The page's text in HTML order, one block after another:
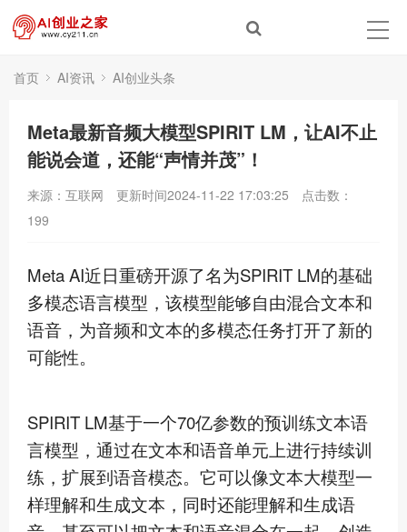
首页 AI资讯 AI创业头条
Meta最新音频大模型SPIRIT LM，让AI不止
能说会道，还能“声情并茂”！
来源：互联网 更新时间2024-11-22 17:03:25
点击数：
199
Meta AI近日重磅开源了名为SPIRIT LM的基础
多模态语言模型，该模型能够自由混合文本和
语音，为音频和文本的多模态任务打开了新的
可能性。
SPIRIT LM基于一个70亿参数的预训练文本语
言模型，通过在文本和语音单元上进行持续训
练，扩展到语音模态。它可以像文本大模型一
样理解和生成文本，同时还能理解和生成语